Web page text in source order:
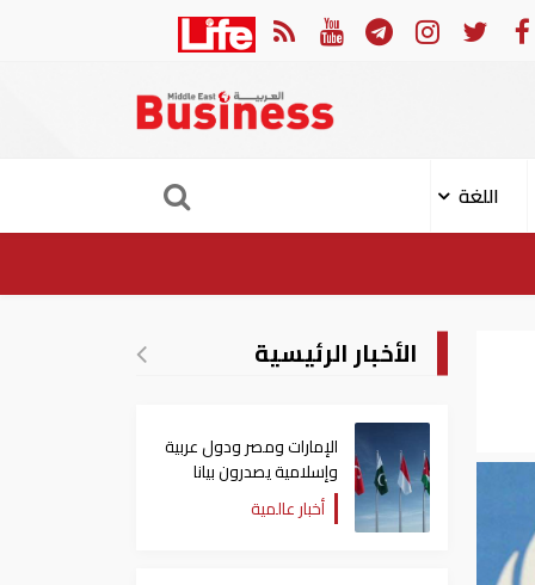
في النصف الأول.. رأس الخيمة تجذب استثمارات تتجاوز 771 مليون درهم
اللغة
الأخبار الرئيسية
الإمارات ومصر ودول عربية
وإسلامية يصدرون بيانا
مشتركا بشأن الانتهاكات
الإسرائيلية في غزة
أخبار عالمية